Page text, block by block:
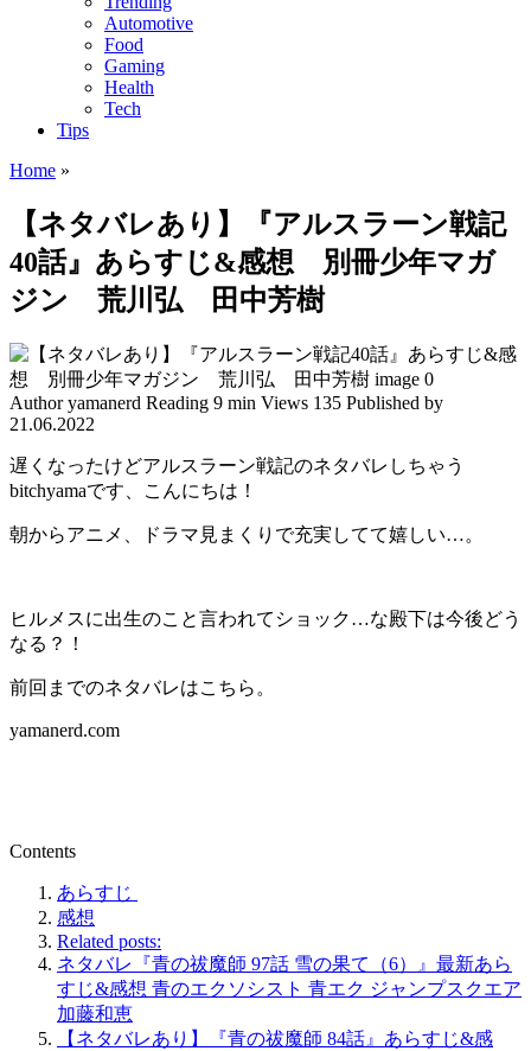
Automotive
Food
Gaming
Health
Tech
Tips
Home »
【ネタバレあり】『アルスラーン戦記
40話』あらすじ&感想 別冊少年マガ
ジン 荒川弘 田中芳樹
Author yamanerd Reading 9 min Views 135 Published by
21.06.2022
遅くなったけどアルスラーン戦記のネタバレしちゃう
bitchyamaです、こんにちは！
朝からアニメ、ドラマ見まくりで充実してて嬉しい…。
ヒルメスに出生のこと言われてショック…な殿下は今後どう
なる？！
前回までのネタバレはこちら。
yamanerd.com
Contents
あらすじ
感想
Related posts:
ネタバレ『青の祓魔師 97話 雪の果て（6）』最新あら
すじ&感想 青のエクソシスト 青エク ジャンプスクエア
加藤和恵
【ネタバレあり】『青の祓魔師 84話』あらすじ&感